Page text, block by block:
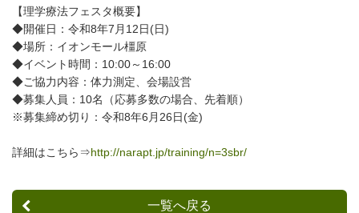
【理学療法フェスタ概要】
◆開催日：令和8年7月12日(日)
◆場所：イオンモール橿原
◆イベント時間：10:00～16:00
◆ご協力内容：体力測定、会場設営
◆募集人員：10名（応募多数の場合、先着順）
※募集締め切り：令和8年6月26日(金)
詳細はこちら⇒http://narapt.jp/training/n=3sbr/
一覧へ戻る